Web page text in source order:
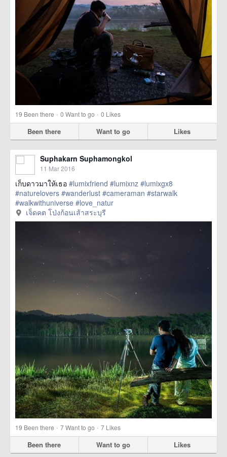
19 Been there · 0 Want to go · 0 Likes
Been there Want to go Likes
Suphakarn Suphamongkol
11 Mar 2016
เก็บดาวมาให้เธอ #lumixfriend #lumixnz #lumixgx8
#naturelovers #wanderlust #cameraman #starwalk
#walkwithuniverse #love_natur
href=https://m.thetrippacker.com/en/image/เจ็ดคตโป่งก้อนเส้า
สระบุรี/192092> more
เจ็ดคต โป่งก้อนเส้าสระบุรี
19 Been there · 7Want to go · 7 Likes
Been there Want to go Likes